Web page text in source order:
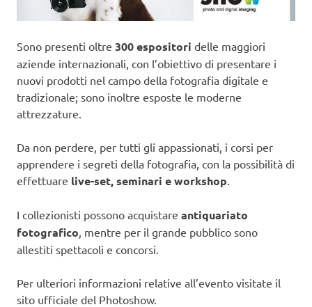
Sono presenti oltre 300 espositori delle maggiori
aziende internazionali, con l’obiettivo di presentare i
nuovi prodotti nel campo della fotografia digitale e
tradizionale; sono inoltre esposte le moderne
attrezzature.
Da non perdere, per tutti gli appassionati, i corsi per
apprendere i segreti della fotografia, con la possibilità di
effettuare live-set, seminari e workshop
I collezionisti possono acquistare antiquariato
fotografico , mentre per il grande pubblico sono
allestiti spettacoli e concorsi.
Per ulteriori informazioni relative all’evento visitate il
sito ufficiale del Photoshow.